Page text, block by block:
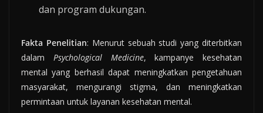
dan program dukungan.
Fakta Penelitian: Menurut sebuah studi yang diterbitkan
dalam Psychological Medicine, kampanye kesehatan
mental yang berhasil dapat meningkatkan pengetahuan
masyarakat, mengurangi stigma, dan meningkatkan
permintaan untuk layanan kesehatan mental.